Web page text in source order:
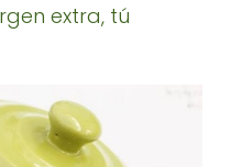
extra, tú